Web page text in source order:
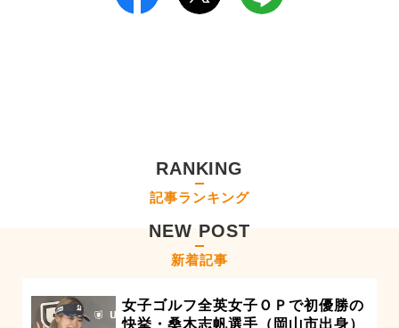
RANKING
記事ランキング
NEW POST
新着記事
女子ゴルフ全英女子ＯＰで初優勝の
快挙・桑木志帆選手（岡山市出身）